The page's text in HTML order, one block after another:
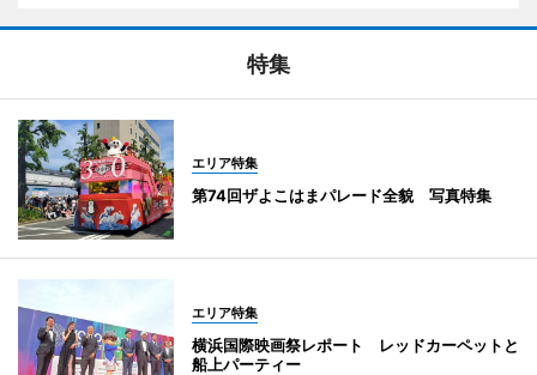
特集
エリア特集
第74回ザよこはまパレード全貌 写真特集
エリア特集
横浜国際映画祭レポート レッドカーペットと
船上パーティー